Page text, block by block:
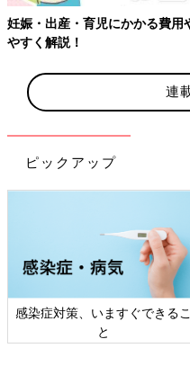
【ワクチン接種できるものも】
連
ピックアップ
日本外来小児科学会リーフレッ
ト検討会